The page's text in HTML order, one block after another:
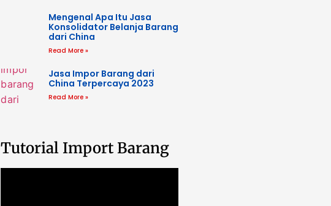
Mengenal Apa Itu Jasa
Konsolidator Belanja Barang
dari China
Read More »
Jasa Impor Barang dari
China Terpercaya 2023
Read More »
Tutorial Import Barang